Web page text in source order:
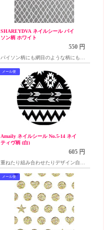
SHAREYDVA ネイルシール パイ
ソン柄 ホワイト
550 円
パイソン柄にも網目のような柄にも使
えるシール
メール便
Amaily ネイルシール No.5-14 ネイ
ティヴ柄 (白)
605 円
重ねたり組み合わせたりデザイン自在
の貼るだけネイルシール
メール便